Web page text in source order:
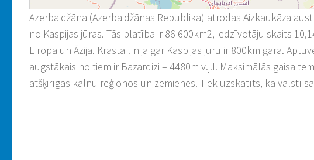
Azerbaidžāna (Azerbaidžānas Republika) atrodas Aizkaukāza
no Kaspijas jūras. Tās platība ir 86 600km2, iedzīvotāju skaits
Eiropa un Āzija. Krasta līnija gar Kaspijas jūru ir 800km gara.
augstākais no tiem ir Bazardizi – 4480m v.j.l. Maksimālās gaisa
atšķirīgas kalnu reģionos un zemienēs. Tiek uzskatīts, ka valstī